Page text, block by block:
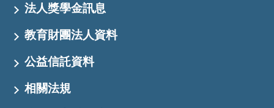
法人獎學金訊息
教育財團法人資料
公益信託資料
相關法規